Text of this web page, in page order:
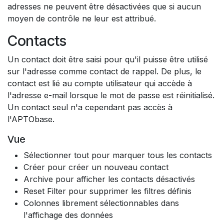
adresses ne peuvent être désactivées que si aucun
moyen de contrôle ne leur est attribué.
Contacts
Un contact doit être saisi pour qu'il puisse être utilisé
sur l'adresse comme contact de rappel. De plus, le
contact est lié au compte utilisateur qui accède à
l'adresse e-mail lorsque le mot de passe est réinitialisé.
Un contact seul n'a cependant pas accès à
l'APTObase.
Vue
Sélectionner tout pour marquer tous les contacts
Créer pour créer un nouveau contact
Archive pour afficher les contacts désactivés
Reset Filter pour supprimer les filtres définis
Colonnes librement sélectionnables dans
l'affichage des données